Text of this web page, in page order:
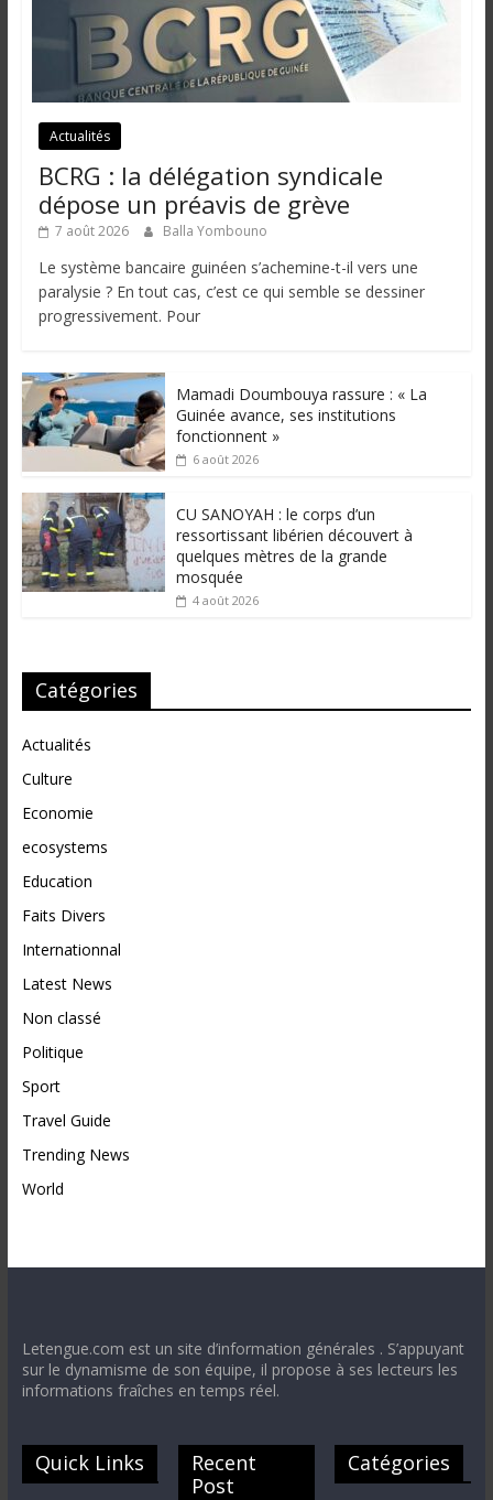
Actualités
BCRG : la délégation syndicale
dépose un préavis de grève
7 août 2026 Balla Yombouno
Le système bancaire guinéen s’achemine-t-il vers une
paralysie ? En tout cas, c’est ce qui semble se dessiner
progressivement. Pour
Mamadi Doumbouya rassure : « La
Guinée avance, ses institutions
fonctionnent »
6 août 2026
CU SANOYAH : le corps d’un
ressortissant libérien découvert à
quelques mètres de la grande
mosquée
4 août 2026
Catégories
Actualités
Culture
Economie
ecosystems
Education
Faits Divers
Internationnal
Latest News
Non classé
Politique
Sport
Travel Guide
Trending News
World
Letengue.com est un site d’information générales . S’appuyant
sur le dynamisme de son équipe, il propose à ses lecteurs les
informations fraîches en temps réel.
Quick Links
Recent
Post
Catégories